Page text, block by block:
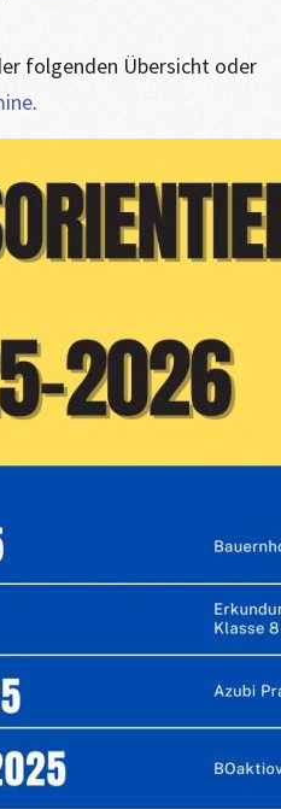
folgenden Übersicht oder
.